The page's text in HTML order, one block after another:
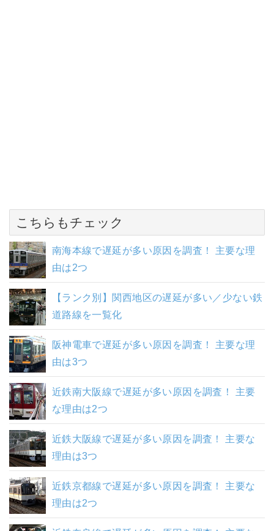
こちらもチェック
南海本線で遅延が多い原因を調査！ 主要な理
由は2つ
【ランク別】関西地区の遅延が多い／少ない鉄
道路線を一覧化
阪神電車で遅延が多い原因を調査！ 主要な理
由は3つ
近鉄南大阪線で遅延が多い原因を調査！ 主要
な理由は2つ
近鉄大阪線で遅延が多い原因を調査！ 主要な
理由は3つ
近鉄京都線で遅延が多い原因を調査！ 主要な
理由は2つ